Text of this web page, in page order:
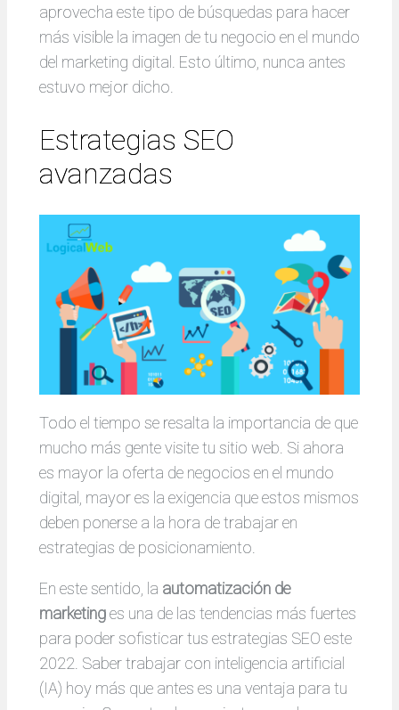
aprovecha este tipo de búsquedas para hacer
más visible la imagen de tu negocio en el mundo
del marketing digital. Esto último, nunca antes
estuvo mejor dicho.
Estrategias SEO
avanzadas
Todo el tiempo se resalta la importancia de que
mucho más gente visite tu sitio web. Si ahora
es mayor la oferta de negocios en el mundo
digital, mayor es la exigencia que estos mismos
deben ponerse a la hora de trabajar en
estrategias de posicionamiento.
En este sentido, la automatización de
marketinges una de las tendencias más fuertes
para poder sofisticar tus estrategias SEO este
2022. Saber trabajar con inteligencia artificial
(IA) hoy más que antes es una ventaja para tu